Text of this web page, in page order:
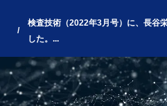
検査技術（2022年3月号）に、長谷
した。...